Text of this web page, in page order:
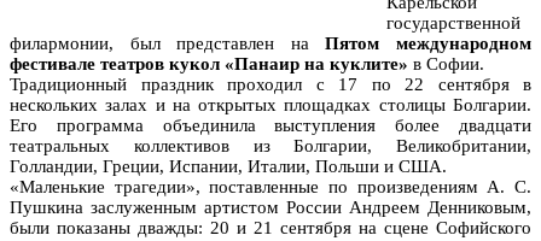
государственной
филармонии, был представлен наПятом международном
фестивале театров кукол «Панаир на куклите» в Софии.
Традиционный праздник проходил с 17 по 22 сентября в
нескольких залах и на открытых площадках столицы Болгарии.
Его программа объединила выступления более двадцати
театральных коллективов из Болгарии, Великобритании,
Голландии, Греции, Испании, Италии, Польши и США.
«Маленькие трагедии», поставленные по произведениям А. С.
Пушкина заслуженным артистом России Андреем Денниковым,
были показаны дважды: 20 и 21 сентября на сцене Софийского